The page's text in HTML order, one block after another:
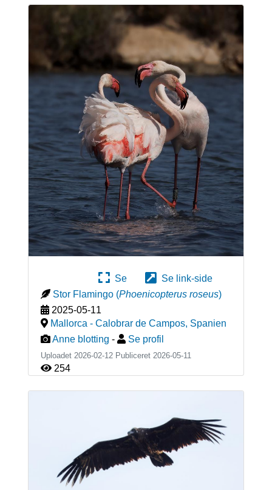
Se
Se link-side
Stor Flamingo (Phoenicopterus roseus)
2025-05-11
Mallorca - Calobrar de Campos, Spanien
Anne blotting - Se profil
Uploadet 2026-02-12 Publiceret 2026-05-11
254